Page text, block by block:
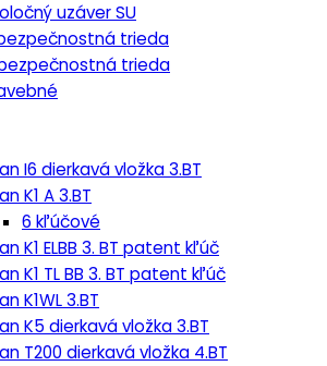
uzáver SU
trieda
trieda
I6 dierkavá vložka 3.BT
K1 A 3.BT
6 kľúčové
K1 ELBB 3. BT patent kľúč
K1 TL BB 3. BT patent kľúč
K1WL 3.BT
K5 dierkavá vložka 3.BT
T200 dierkavá vložka 4.BT